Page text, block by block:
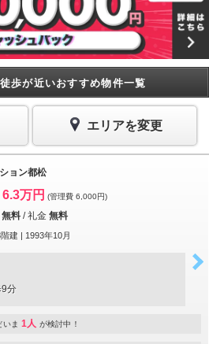
歩が近いおすすめ物件一覧
エリアを変更
ョン都松
6.3万円 (管理費 6,000円)
無料 /礼金 無料
建 | 1993年10月
9分
いま 1人 が検討中！